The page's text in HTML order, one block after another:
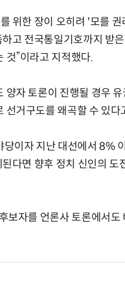
위한 장이 오히려 '모를
고 전국통일기호까지 받
것”이라고 지적했다.
양자 토론이 진행될 경우
선거구도를 왜곡할 수 있다
이자 지난 대선에서 8%
다면 향후 정치 신인의
보자를 언론사 토론에서